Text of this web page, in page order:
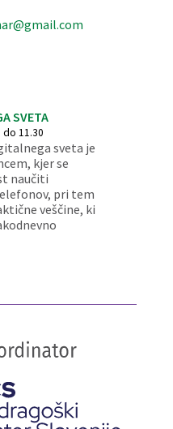
SVETA
do 11.30
sveta je
kjer se
naučiti
pri tem
veščine, ki